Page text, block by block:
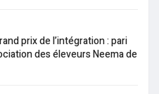
prix de l’intégration : pari
des éleveurs Neema de